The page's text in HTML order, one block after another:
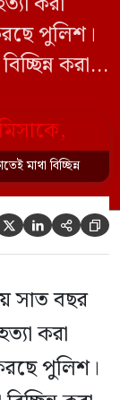
পুলিশ।
করা
ফ্ল্যাটের
স্বপ্না
মাথা বিচ্ছিন্ন
   
সাত বছর
করা
পুলিশ।